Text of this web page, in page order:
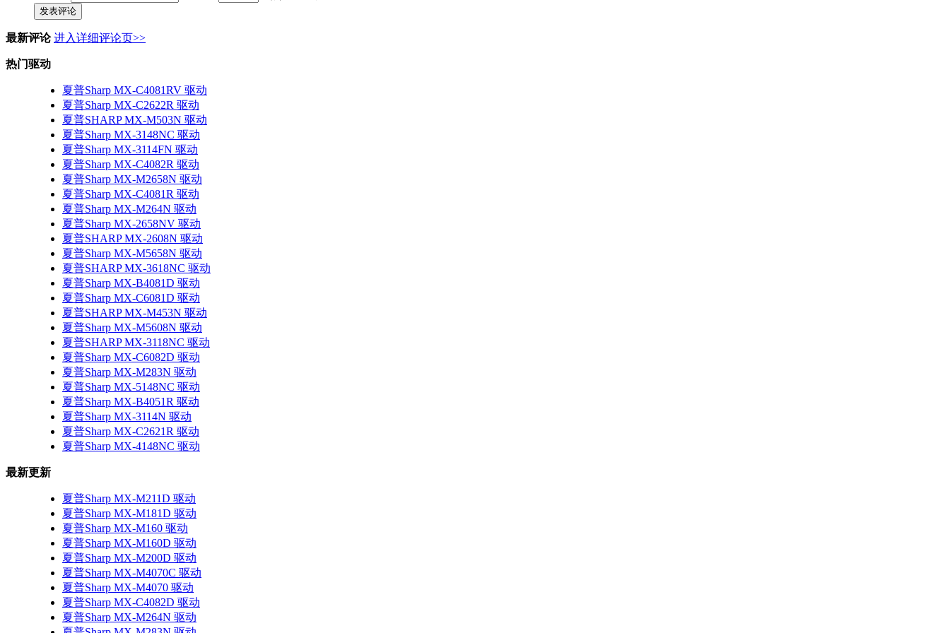
发表评论
最新评论 进入详细评论页>>
热门驱动
夏普Sharp MX-C4081RV 驱动
夏普Sharp MX-C2622R 驱动
夏普SHARP MX-M503N 驱动
夏普Sharp MX-3148NC 驱动
夏普Sharp MX-3114FN 驱动
夏普Sharp MX-C4082R 驱动
夏普Sharp MX-M2658N 驱动
夏普Sharp MX-C4081R 驱动
夏普Sharp MX-M264N 驱动
夏普Sharp MX-2658NV 驱动
夏普SHARP MX-2608N 驱动
夏普Sharp MX-M5658N 驱动
夏普SHARP MX-3618NC 驱动
夏普Sharp MX-B4081D 驱动
夏普Sharp MX-C6081D 驱动
夏普SHARP MX-M453N 驱动
夏普Sharp MX-M5608N 驱动
夏普SHARP MX-3118NC 驱动
夏普Sharp MX-C6082D 驱动
夏普Sharp MX-M283N 驱动
夏普Sharp MX-5148NC 驱动
夏普Sharp MX-B4051R 驱动
夏普Sharp MX-3114N 驱动
夏普Sharp MX-C2621R 驱动
夏普Sharp MX-4148NC 驱动
最新更新
夏普Sharp MX-M211D 驱动
夏普Sharp MX-M181D 驱动
夏普Sharp MX-M160 驱动
夏普Sharp MX-M160D 驱动
夏普Sharp MX-M200D 驱动
夏普Sharp MX-M4070C 驱动
夏普Sharp MX-M4070 驱动
夏普Sharp MX-C4082D 驱动
夏普Sharp MX-M264N 驱动